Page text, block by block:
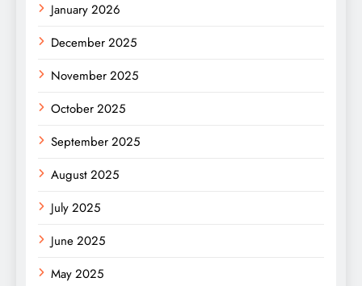
January 2026
December 2025
November 2025
October 2025
September 2025
August 2025
July 2025
June 2025
May 2025